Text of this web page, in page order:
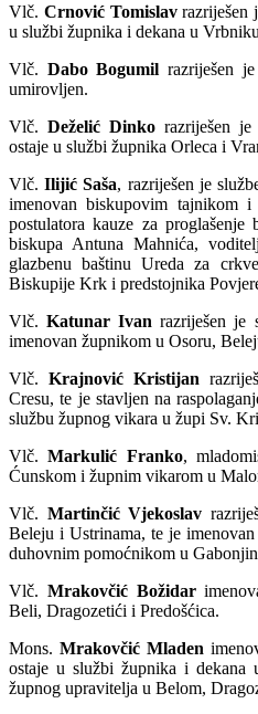
Vlč. Crnović Tomislavrazriješen
u službi župnika i dekana u
Vlč. Dabo Bogumil razriješen
umirovljen.
Vlč. Deželić Dinko razriješen
ostaje u službi župnika Orleca i
Vlč.Ilijić Saša, razriješen je
imenovan biskupovim tajnikom i
postulatora kauze za
biskupa Antuna Mahnića,
glazbenu baštinu Ureda za
Biskupije Krk i predstojnika
Vlč.Katunar Ivan razriješen je
imenovan župnikom u Osoru,
Vlč. Krajnović Kristijan
Cresu, te je stavljen na
službu župnog vikara u župi Sv.
Vlč.Markulić Franko,
Ćunskom i župnim vikarom u
Vlč. Martinčić Vjekoslav
Beleju i Ustrinama, te je
duhovnim pomoćnikom u
Vlč. Mrakovčić Božidar
Beli, Dragozetići i Predošćica.
Mons. Mrakovčić Mladen
ostaje u službi župnika i
župnog upravitelja u Belom,